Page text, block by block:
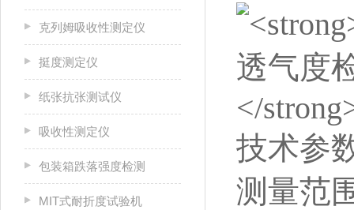
克列姆吸收性测定仪
挺度测定仪
纸张抗张测试仪
吸收性测定仪
包装箱跌落强度检测
MIT式耐折度试验机
技术参
测量范